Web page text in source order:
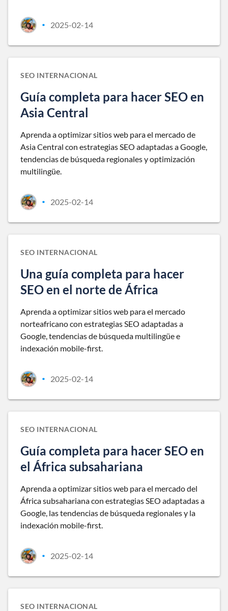
• 2025-02-14
SEO INTERNACIONAL
Guía completa para hacer SEO en
Asia Central
Aprenda a optimizar sitios web para el mercado de
Asia Central con estrategias SEO adaptadas a Google,
tendencias de búsqueda regionales y optimización
multilingüe.
• 2025-02-14
SEO INTERNACIONAL
Una guía completa para hacer
SEO en el norte de África
Aprenda a optimizar sitios web para el mercado
norteafricano con estrategias SEO adaptadas a
Google, tendencias de búsqueda multilingüe e
indexación mobile-first.
• 2025-02-14
SEO INTERNACIONAL
Guía completa para hacer SEO en
el África subsahariana
Aprenda a optimizar sitios web para el mercado del
África subsahariana con estrategias SEO adaptadas a
Google, las tendencias de búsqueda regionales y la
indexación mobile-first.
• 2025-02-14
SEO INTERNACIONAL